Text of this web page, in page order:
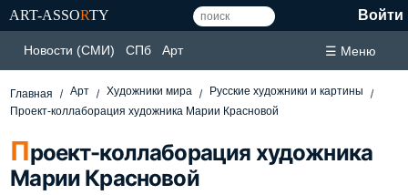
ART-ASSORTY Войти
Новости (СМИ) СПб Арт ☰ Меню
Главная Арт Художники мира
Русские художники и картины
Проект-коллаборация художника Марии Красновой
Проект-коллаборация художника
Марии Красновой